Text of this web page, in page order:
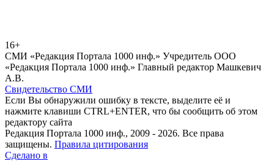
16+
СМИ «Редакция Портала 1000 инф.» Учредитель ООО
«Редакция Портала 1000 инф.» Главный редактор Машкевич
А.В.
Свидетельство СМИ
Если Вы обнаружили ошибку в тексте, выделите её и
нажмите клавиши CTRL+ENTER, что бы сообщить об этом
редактору сайта
Редакция Портала 1000 инф., 2009 - 2026. Все права
защищены. Правила цитирования
Сделано в